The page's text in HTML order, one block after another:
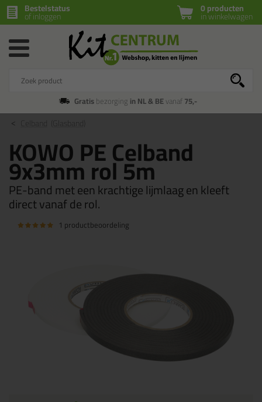
0 producten
in winkelwagen
Bestelstatus
of inloggen
Gratisbezorging in NL & BEvanaf75,-
KOWO PE Celband
9x3mm rol 5m
PE-band met een krachtige lijmlaag en kleeft
direct vanaf de rol.
1 productbeoordeling